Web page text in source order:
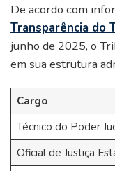
De acordo com
Transparência do
junho de 2025, o
em sua estrutura
Cargo
Técnico do Poder
Oficial de Justiça